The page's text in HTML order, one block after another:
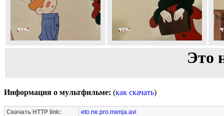
Это
Информация о мультфильме: (как скачать)
Скачать HTTP link:
eto.ne.pro.menja.avi